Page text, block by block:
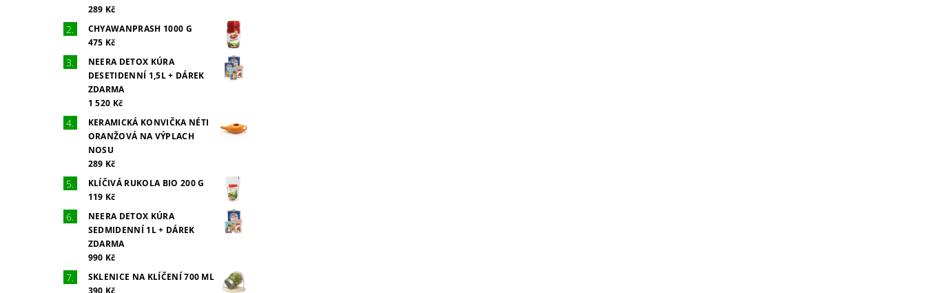
289 Kč
CHYAWANPRASH 1000 G
475 Kč
NEERA DETOX KÚRA
DESETIDENNÍ 1,5L + DÁREK
ZDARMA
1 520 Kč
KERAMICKÁ KONVIČKA NÉTI
ORANŽOVÁ NA VÝPLACH
NOSU
289 Kč
KLÍČIVÁ RUKOLA BIO 200 G
119 Kč
NEERA DETOX KÚRA
SEDMIDENNÍ 1L + DÁREK
ZDARMA
990 Kč
SKLENICE NA KLÍČENÍ 700 ML